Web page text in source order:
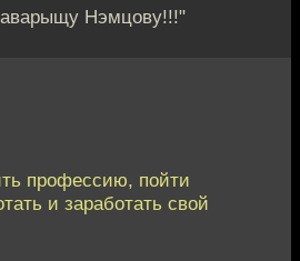
Нэмцову!!!"
профессию, пойти
и заработать свой